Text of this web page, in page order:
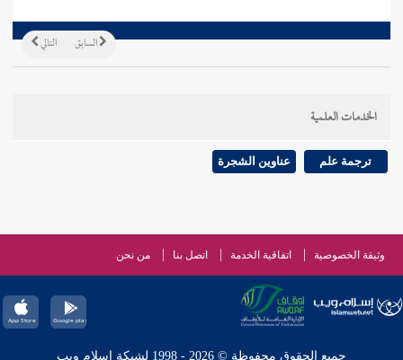
التالي السابق
الخدمات العلمية
ترجمة علم عناوين الشجرة
وثيقة الخصوصية اتفاقية الخدمة اتصل بنا من نحن
جميع الحقوق محفوظة © 2026 - 1998 لشبكة إسلام ويب